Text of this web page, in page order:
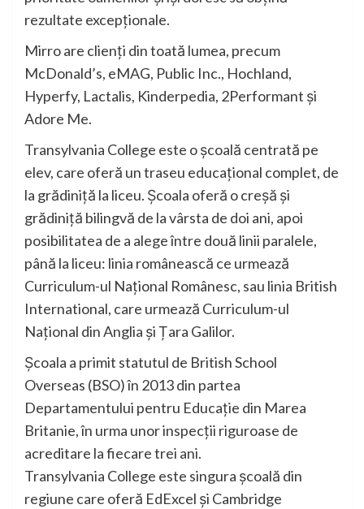
rezultate excepționale.
Mirro are clienți din toată lumea, precum
McDonald’s, eMAG, Public Inc., Hochland,
Hyperfy, Lactalis, Kinderpedia, 2Performant și
Adore Me.
Transylvania College este o școală centrată pe
elev, care oferă un traseu educațional complet, de
la grădiniță la liceu. Școala oferă o creșă și
grădiniță bilingvă de la vârsta de doi ani, apoi
posibilitatea de a alege între două linii paralele,
până la liceu: linia românească ce urmează
Curriculum-ul Național Românesc, sau linia British
International, care urmează Curriculum-ul
Național din Anglia și Țara Galilor.
Școala a primit statutul de British School
Overseas (BSO) în 2013 din partea
Departamentului pentru Educație din Marea
Britanie, în urma unor inspecții riguroase de
acreditare la fiecare trei ani.
Transylvania College este singura școală din
regiune care oferă EdExcel și Cambridge